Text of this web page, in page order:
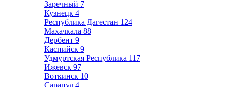
Заречный 7
Кузнецк 4
Республика Дагестан 124
Махачкала 88
Дербент 9
Каспийск 9
Удмуртская Республика 117
Ижевск 97
Воткинск 10
Сарапул 4